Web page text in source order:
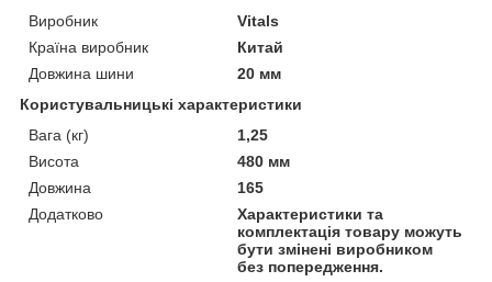
Виробник
Vitals
Країна виробник
Китай
Довжина шини
20 мм
Користувальницькі характеристики
Вага (кг)
1,25
Висота
480 мм
Довжина
165
Додатково
Характеристики та
комплектація товару можуть
бути змінені виробником
без попередження.